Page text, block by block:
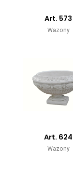
Art. 573
Wazony
Art. 624
Wazony